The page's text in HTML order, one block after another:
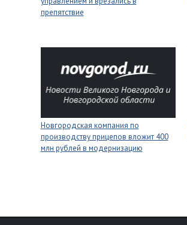
препятствие
Новгородская компания по
производству прицепов вложит 400
млн рублей в модернизацию